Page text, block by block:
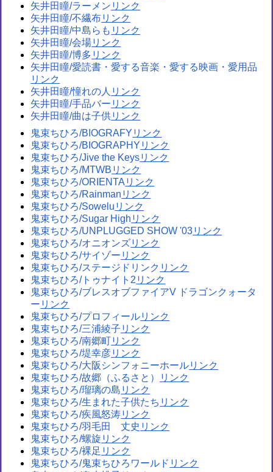
矢井田瞳/ラーメン
矢井田瞳/不繊布
矢井田瞳/中島らも
矢井田瞳/会場
矢井田瞳/博多
矢井田瞳/愛読書・愛する音楽・愛する映画・愛用品
矢井田瞳/憧れの人
矢井田瞳/手品バー
矢井田瞳/曲は子供
鬼束ちひろ/BIOGRAFY
鬼束ちひろ/BIOGRAPHY
鬼束ちひろ/Jive the Keys
鬼束ちひろ/MTWB
鬼束ちひろ/ORIENTA
鬼束ちひろ/Rainman
鬼束ちひろ/Sowelu
鬼束ちひろ/Sugar High
鬼束ちひろ/UNPLUGGED SHOW '03
鬼束ちひろ/オニオンズ
鬼束ちひろ/サイゾー
鬼束ちひろ/ステージドリンク
鬼束ちひろ/トゥナイト2
鬼束ちひろ/ブレスオブファイアV ドラゴンクォータ
ー
鬼束ちひろ/プロフィール
鬼束ちひろ/三浦綾子
鬼束ちひろ/南郷町
鬼束ちひろ/堤幸彦
鬼束ちひろ/大阪シンフォニーホール
鬼束ちひろ/故郷（ふるさと）
鬼束ちひろ/瑠璃の島
鬼束ちひろ/生まれた子供たち
鬼束ちひろ/疾風怒涛
鬼束ちひろ/羽毛田 丈史
鬼束ちひろ/螺旋
鬼束ちひろ/裸足
鬼束ちひろ/鬼束ちひろワールド